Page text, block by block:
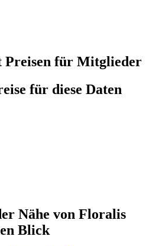
Preisen für Mitglieder
für diese Daten
Nähe von Floralis
Blick